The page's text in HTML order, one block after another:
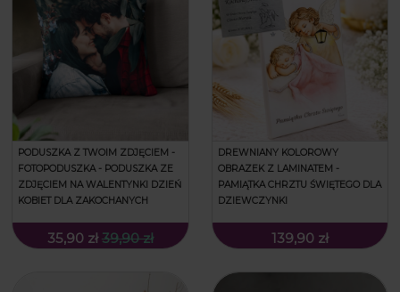
PODUSZKA Z TWOIM ZDJĘCIEM -
FOTOPODUSZKA - PODUSZKA ZE
ZDJĘCIEM NA WALENTYNKI DZIEŃ
KOBIET DLA ZAKOCHANYCH
35,90 zł 39,90 zł
DREWNIANY KOLOROWY
OBRAZEK Z LAMINATEM -
PAMIĄTKA CHRZTU ŚWIĘTEGO DLA
DZIEWCZYNKI
139,90 zł